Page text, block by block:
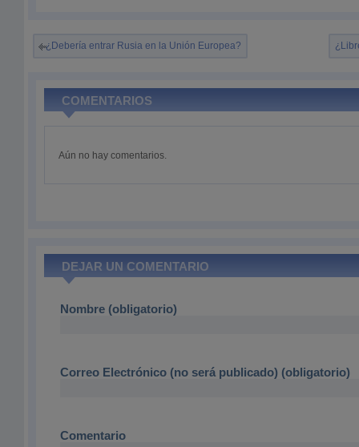
¿Debería entrar Rusia en la Unión Europea?
COMENTARIOS
Aún no hay comentarios.
DEJAR UN COMENTARIO
Nombre (obligatorio)
Correo Electrónico (no será publicado) (obligatorio)
Comentario